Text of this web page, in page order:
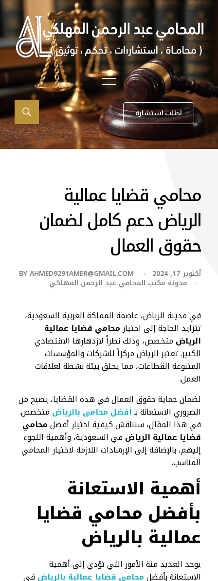
اطلب استشارة
محامي قضايا عمالية
الرياض دعم كامل لضمان
حقوق العمال
أكتوبر 17, 2024 BYAHMED9291AMER@GMAIL.COM
مدونة مكتب المحامي عبد الرحمن المهلكي
في مدينة الرياض، عاصمة المملكة العربية السعودية،
تتزايد الحاجة إلى اختيارمحامي قضايا عمالية
الرياض متخصص، وذلك نظراً لازدهارها الاقتصادي
الكبير. تعتبر الرياض مركزاً للشركات والمؤسسات
المتنوعة القطاعات، مما يخلق بيئة نشطة لعلاقات
العمل.
لضمان حماية حقوق العمال في هذه القضايا، يصبح من
الضروري الاستعانة بـأفضل محامى بالرياض متخصص.
في هذا المقال، سنناقش كيفية اختيار أفضلمحامي
قضايا عمالية الرياضفي السعودية، وأهمية اللجوء
إليهم، بالإضافة إلى الإرشادات اللازمة لاختيار المحامي
المناسب.
أهمية الاستعانة
بأفضل محامي قضايا
عمالية بالرياض
يوجد العديد منة الأمور التي تؤدي إلى أهمية
الاستعانة بأفضلمحامي قضايا عمالية بالرياضفي